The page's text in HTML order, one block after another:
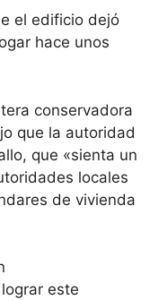
el edificio dejó
hace unos
conservadora
que la autoridad
que «sienta un
locales
de vivienda
este